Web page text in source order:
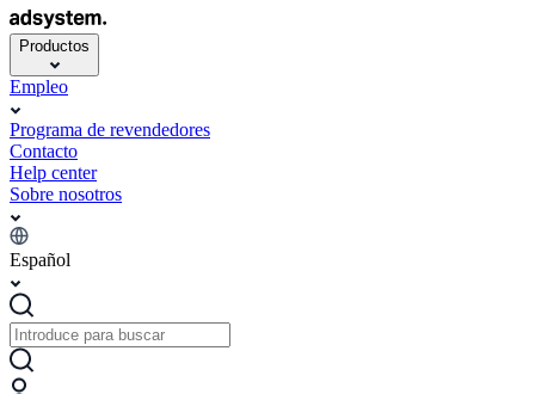
Productos
Empleo
Programa de revendedores
Contacto
Help center
Sobre nosotros
Español